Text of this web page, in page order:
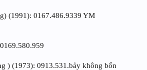
(1991): 0167.486.9339 YM
) (1973): 0913.531.bảy không bốn